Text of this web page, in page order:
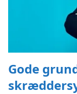
Gode